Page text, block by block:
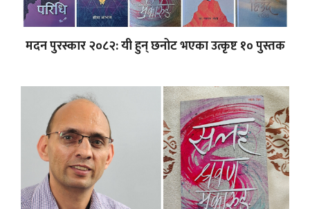
मदन पुरस्कार २०८२: यी हुन् छनोट भएका उत्कृष्ट १० पुस्तक